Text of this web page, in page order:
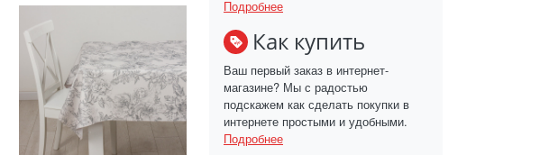
Подробнее
Как купить
Ваш первый заказ в интернет-
магазине? Мы с радостью
подскажем как сделать покупки в
интернете простыми и удобными.
Подробнее